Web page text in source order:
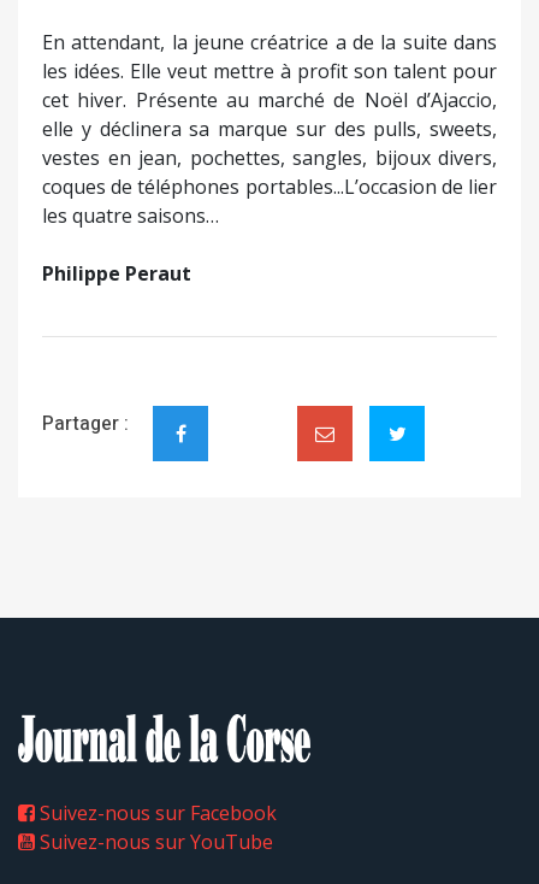
En attendant, la jeune créatrice a de la suite dans
les idées. Elle veut mettre à profit son talent pour
cet hiver. Présente au marché de Noël d’Ajaccio,
elle y déclinera sa marque sur des pulls, sweets,
vestes en jean, pochettes, sangles, bijoux divers,
coques de téléphones portables...L’occasion de lier
les quatre saisons…
Philippe Peraut
Partager :
Suivez-nous sur Facebook
Suivez-nous sur YouTube